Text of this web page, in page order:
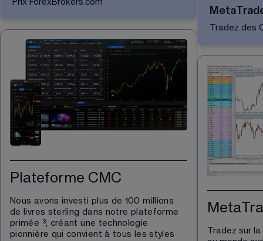
Prix ForexBrokers.com
Plateforme CMC
Nous avons investi plus de 100 millions
de livres sterling dans notre plateforme
primée ³, créant une technologie
pionnière qui convient à tous les styles
Tradez des
Tradez sur